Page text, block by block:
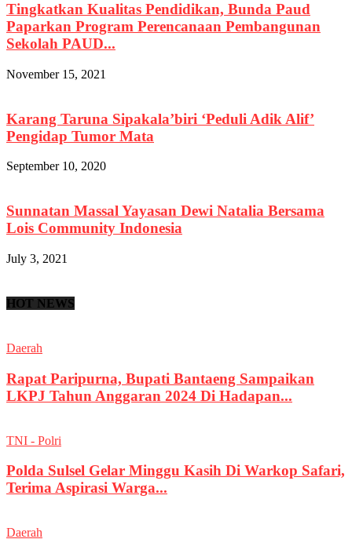
Tingkatkan Kualitas Pendidikan, Bunda Paud
Paparkan Program Perencanaan Pembangunan
Sekolah PAUD...
November 15, 2021
Karang Taruna Sipakala’biri ‘Peduli Adik Alif’
Pengidap Tumor Mata
September 10, 2020
Sunnatan Massal Yayasan Dewi Natalia Bersama
Lois Community Indonesia
July 3, 2021
HOT NEWS
Daerah
Rapat Paripurna, Bupati Bantaeng Sampaikan
LKPJ Tahun Anggaran 2024 Di Hadapan...
TNI - Polri
Polda Sulsel Gelar Minggu Kasih Di Warkop Safari,
Terima Aspirasi Warga...
Daerah